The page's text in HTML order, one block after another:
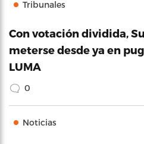
Tribunales
Con votación dividida,
meterse desde ya en
LUMA
0
Noticias